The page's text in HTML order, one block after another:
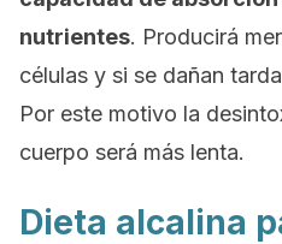
nutrientes. Producirá
células y si se dañan
Por este motivo la
cuerpo será más lenta.
Dieta alcalina